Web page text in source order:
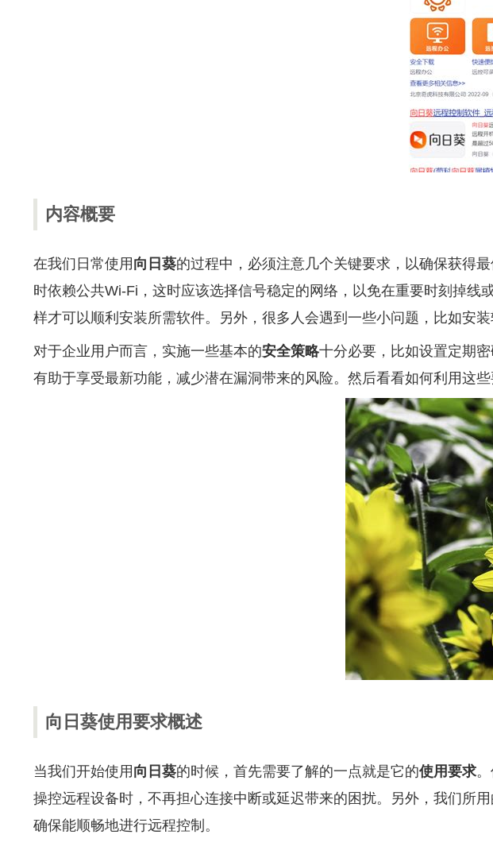
内容概要
在我们日常使用 向日葵的过程中，必须注意几个关键要求，以确保获得
时依赖公共Wi-Fi，这时应该选择信号稳定的网络，以免在重要时刻掉
样才可以顺利安装所需软件。另外，很多人会遇到一些小问题，比如安
对于企业用户而言，实施一些基本的安全策略十分必要，比如设置定期
有助于享受最新功能，减少潜在漏洞带来的风险。然后看看如何利用这些
向日葵使用要求概述
当我们开始使用 向日葵的时候，首先需要了解的一点就是它的使用要求
操控远程设备时，不再担心连接中断或延迟带来的困扰。另外，我们所
确保能顺畅地进行远程控制。